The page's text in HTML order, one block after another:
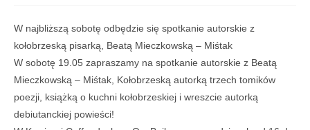
W najbliższą sobotę odbędzie się spotkanie autorskie z
kołobrzeską pisarką, Beatą Mieczkowską – Miśtak
W sobotę 19.05 zapraszamy na spotkanie autorskie z Beatą
Mieczkowską – Miśtak, Kołobrzeską autorką trzech tomików
poezji, książką o kuchni kołobrzeskiej i wreszcie autorką
debiutanckiej powieści!